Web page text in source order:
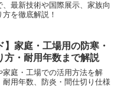
最新技術や国際展示、家族向
を徹底解説！
】家庭・工場用の防寒・
方・耐用年数まで解説
庭・工場での活用方法を解
用年数、防炎・間仕切り仕様